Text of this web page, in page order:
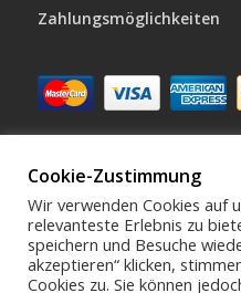
Zahlungsmöglichkeiten
Schreibe uns hello@virivee.de
Cookie-Zustimmung
Wir verwenden Cookies auf
relevanteste Erlebnis zu
speichern und Besuche
akzeptieren“ klicken,
Cookies zu. Sie können